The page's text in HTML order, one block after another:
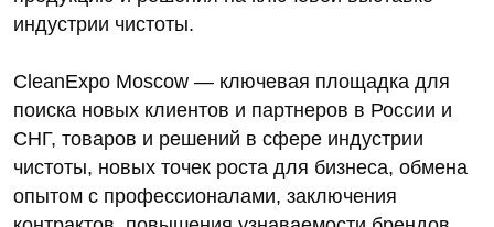
индустрии чистоты.
CleanExpo Moscow — ключевая площадка для
поиска новых клиентов и партнеров в России и
СНГ, товаров и решений в сфере индустрии
чистоты, новых точек роста для бизнеса, обмена
опытом с профессионалами, заключения